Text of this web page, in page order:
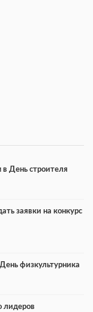
в День строителя
заявки на конкурс
физкультурника
лидеров